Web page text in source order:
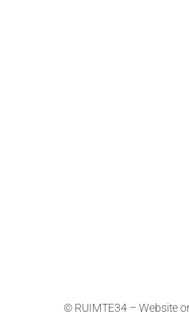
© RUIMTE34 – Website